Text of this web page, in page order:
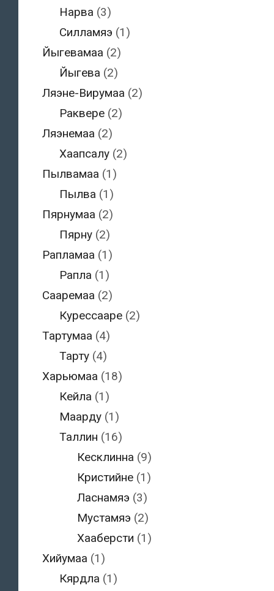
Нарва (3)
Силламяэ (1)
Йыгевамаа (2)
Йыгева (2)
Ляэне-Вирумаа (2)
Раквере (2)
Ляэнемаа (2)
Хаапсалу (2)
Пылвамаа (1)
Пылва (1)
Пярнумаа (2)
Пярну (2)
Рапламаа (1)
Рапла (1)
Сааремаа (2)
Курессааре (2)
Тартумаа (4)
Тарту (4)
Харьюмаа (18)
Кейла (1)
Маарду (1)
Таллин (16)
Кесклинна (9)
Кристийне(1)
Ласнамяэ (3)
Мустамяэ (2)
Хааберсти (1)
Хийумаа (1)
Кярдла (1)